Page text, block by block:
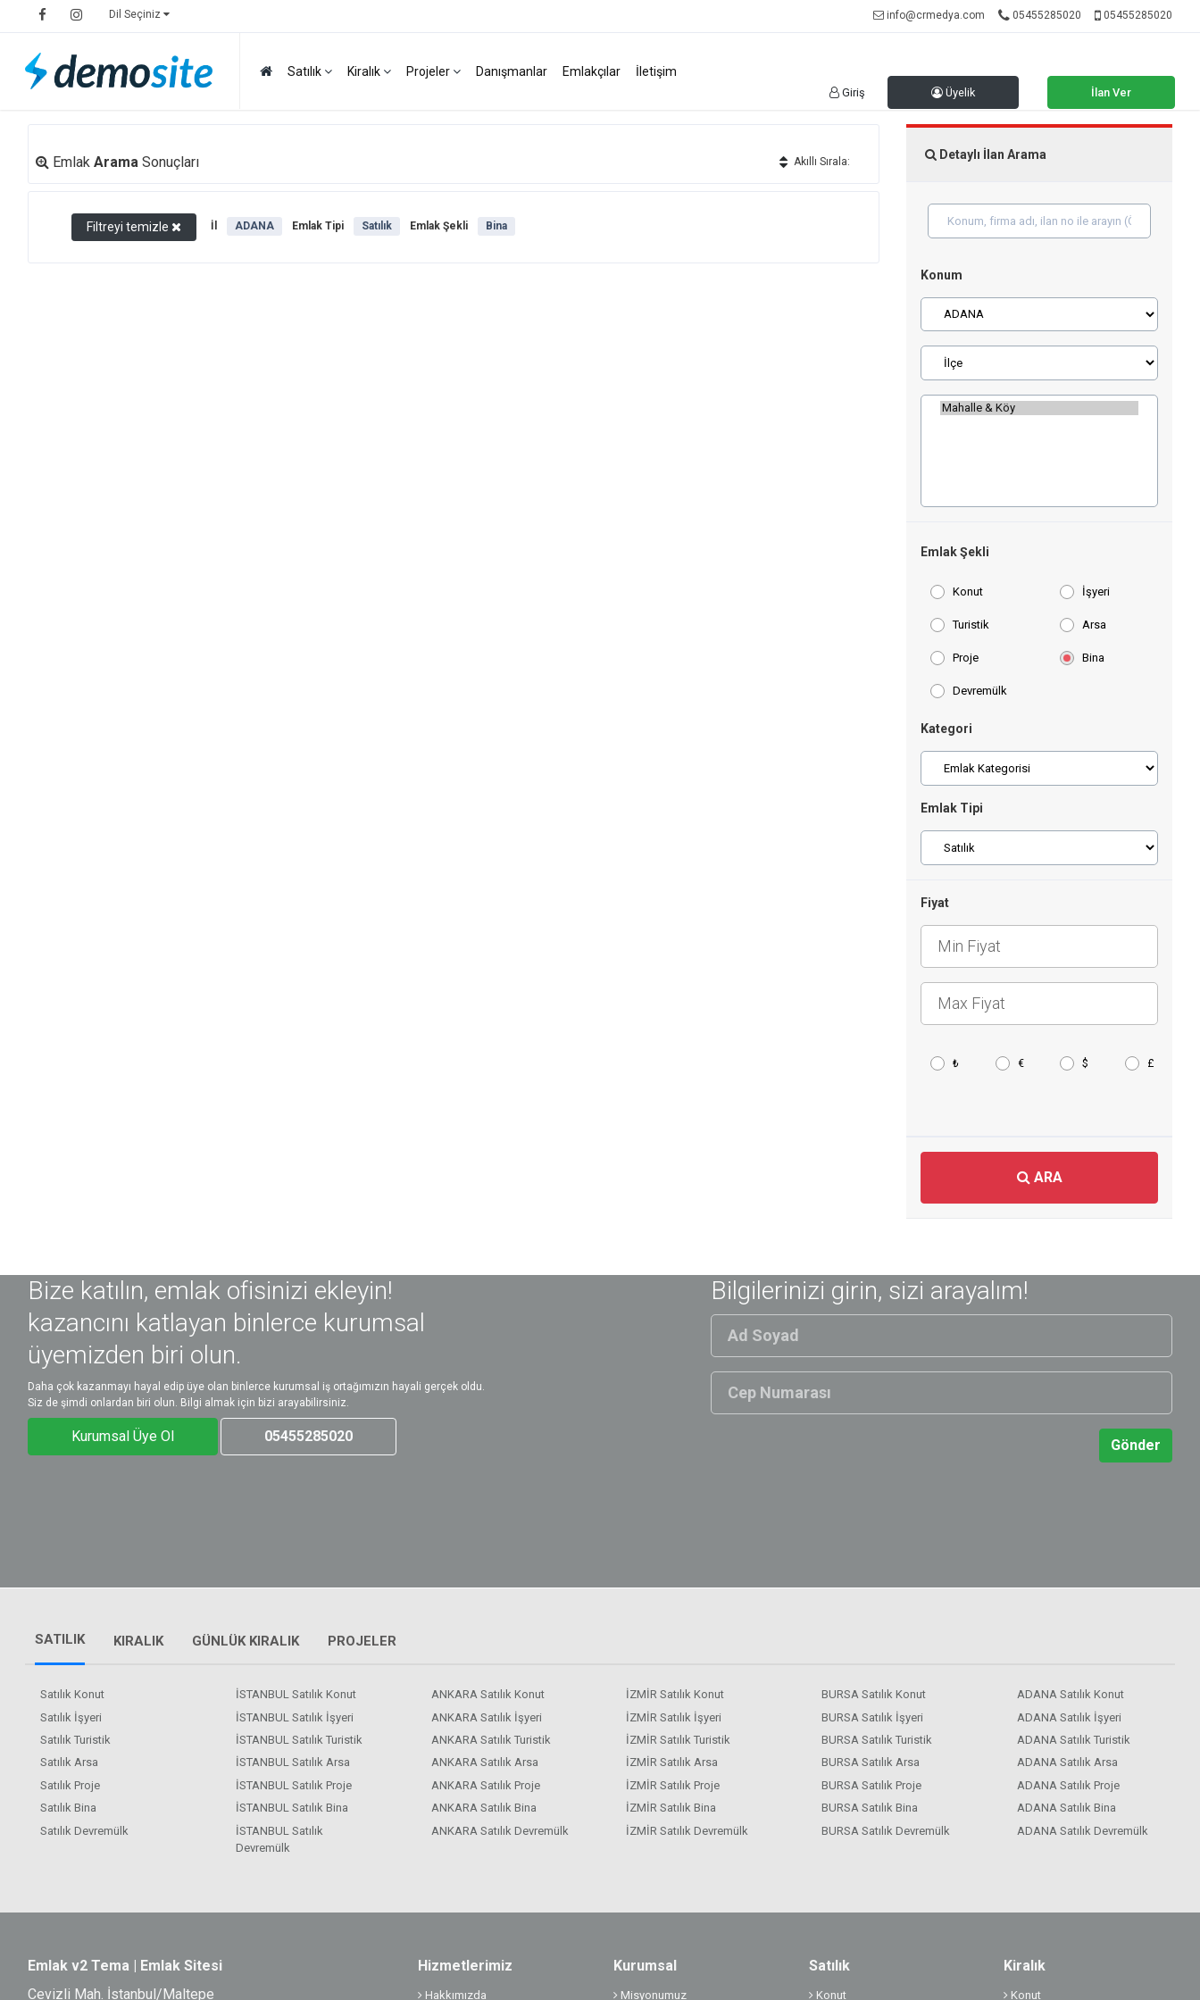
Dil Seçiniz info@crmedya.com 05455285020 05455285020
Giriş Üyelik İlan Ver
Satılık Kiralık Projeler Danışmanlar Emlakçılar İletişim
Detaylı İlan Arama
Konum
Emlak Şekli
Konut İşyeri
Turistik Arsa
Proje Bina
Devremülk
Kategori
Emlak Tipi
Fiyat
₺ € $ £
ARA
Emlak Arama Sonuçları Akıllı Sırala:
Filtreyi temizle İl ADANA Emlak Tipi Satılık Emlak Şekli Bina
Bize katılın, emlak ofisinizi ekleyin!
kazancını katlayan binlerce kurumsal
üyemizden biri olun.
Daha çok kazanmayı hayal edip üye olan binlerce kurumsal iş ortağımızın hayali gerçek oldu.
Siz de şimdi onlardan biri olun. Bilgi almak için bizi arayabilirsiniz.
Kurumsal Üye Ol 05455285020
Bilgilerinizi girin, sizi arayalım!
Gönder
SATILIK KIRALIK GÜNLÜK KIRALIK PROJELER
Satılık Konut
Satılık İşyeri
Satılık Turistik
Satılık Arsa
Satılık Proje
Satılık Bina
Satılık Devremülk
İSTANBUL Satılık Konut
İSTANBUL Satılık İşyeri
İSTANBUL Satılık Turistik
İSTANBUL Satılık Arsa
İSTANBUL Satılık Proje
İSTANBUL Satılık Bina
İSTANBUL Satılık
Devremülk
ANKARA Satılık Konut
ANKARA Satılık İşyeri
ANKARA Satılık Turistik
ANKARA Satılık Arsa
ANKARA Satılık Proje
ANKARA Satılık Bina
ANKARA Satılık Devremülk
İZMİR Satılık Konut
İZMİR Satılık İşyeri
İZMİR Satılık Turistik
İZMİR Satılık Arsa
İZMİR Satılık Proje
İZMİR Satılık Bina
İZMİR Satılık Devremülk
BURSA Satılık Konut
BURSA Satılık İşyeri
BURSA Satılık Turistik
BURSA Satılık Arsa
BURSA Satılık Proje
BURSA Satılık Bina
BURSA Satılık Devremülk
ADANA Satılık Konut
ADANA Satılık İşyeri
ADANA Satılık Turistik
ADANA Satılık Arsa
ADANA Satılık Proje
ADANA Satılık Bina
ADANA Satılık Devremülk
Emlak v2 Tema | Emlak Sitesi
Cevizli Mah. İstanbul/Maltepe
Hizmetlerimiz
Hakkımızda
Kurumsal
Misyonumuz
Satılık
Konut
Kiralık
Konut